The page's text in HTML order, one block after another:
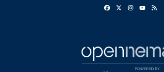
FacebookInstagram